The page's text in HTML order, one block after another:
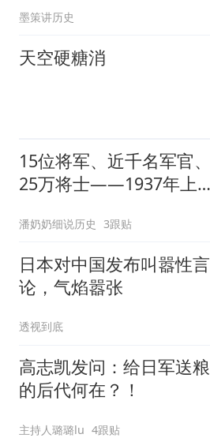
墨策讲历史
天空硬糖消
15位将军、近千名军官、
25万将士——1937年上
转折点
潘奶奶细说历史 3跟贴
日本对中国发布叫嚣性言
论，气焰嚣张
透视到底
高志凯发问：给日军送粮
的后代何在？！
主持人璐璐lu 4跟贴